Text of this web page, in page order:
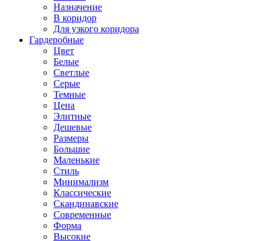
Назначение
В коридор
Для узкого коридора
Гардеробные
Цвет
Белые
Светлые
Серые
Темные
Цена
Элитные
Дешевые
Размеры
Большие
Маленькие
Стиль
Минимализм
Классические
Скандинавские
Современные
Форма
Высокие